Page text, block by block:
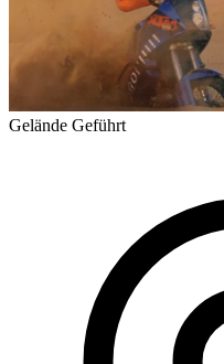
Gelände Geführt